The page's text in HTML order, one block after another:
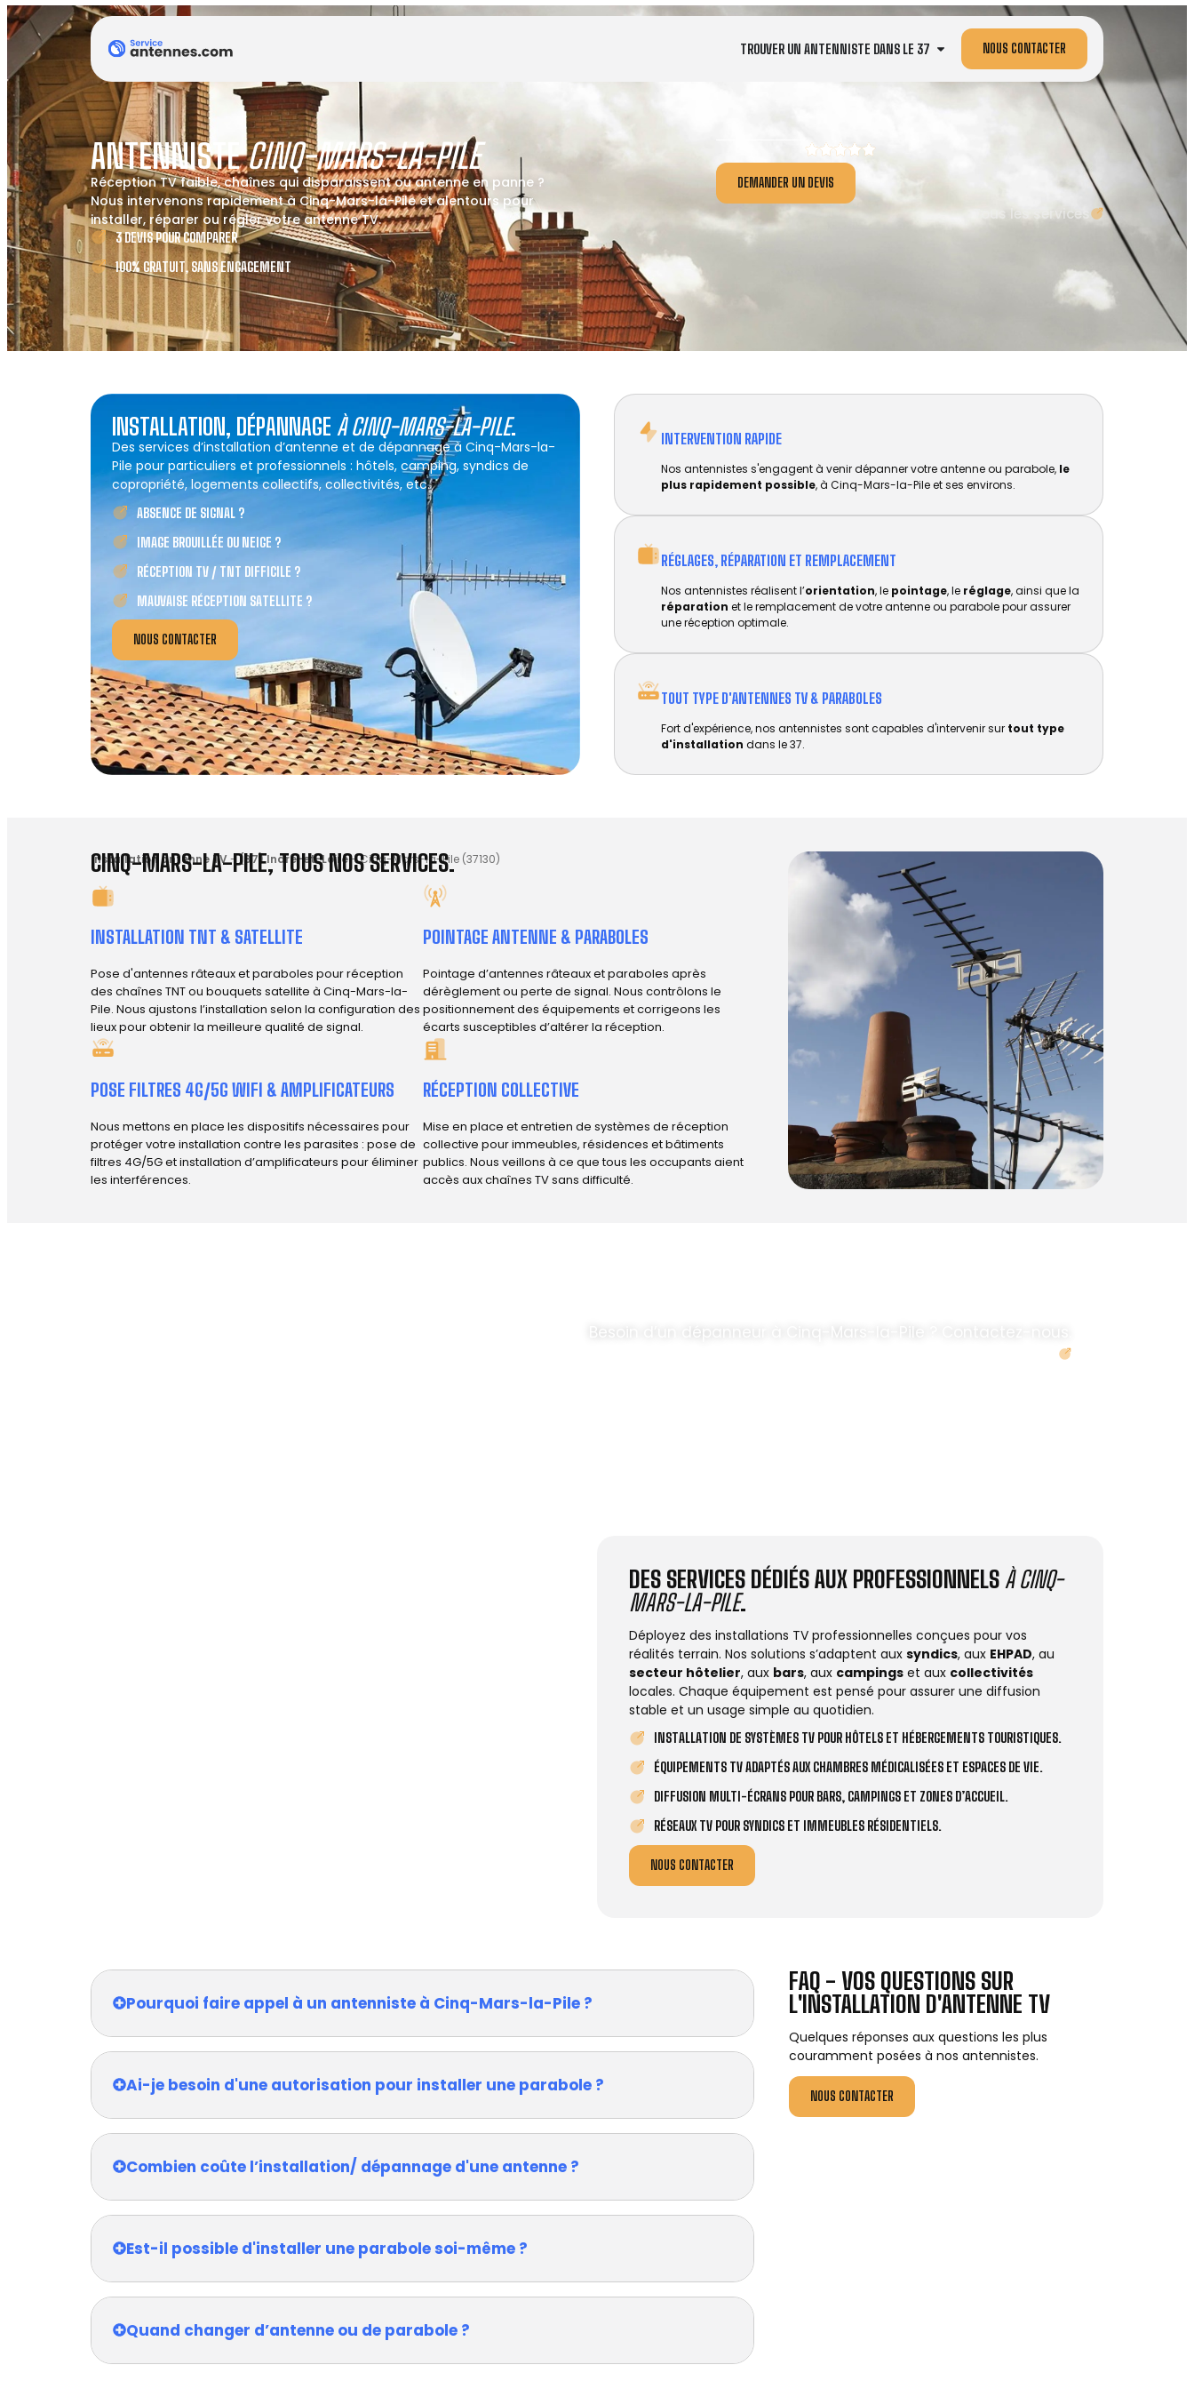
TROUVER UN ANTENNISTE DANS LE 37 NOUS CONTACTER
ANTENNISTECINQ-MARS-LA-PILE
Réception TV faible, chaînes qui disparaissent ou antenne en panne ?
Nous intervenons rapidement à Cinq-Mars-la-Pile et alentours pour
installer, réparer ou régler votre antenne TV.
3 DEVIS POUR COMPARER
100% GRATUIT, SANS ENGAGEMENT
DEMANDER UN DEVIS
Tous les services
INSTALLATION, DÉPANNAGE À CINQ-MARS-LA-PILE.
Des services d’installation d’antenne et de dépannage à Cinq-Mars-la-
Pile pour particuliers et professionnels : hôtels, camping, syndics de
copropriété, logements collectifs, collectivités, etc.
ABSENCE DE SIGNAL ?
IMAGE BROUILLÉE OU NEIGE ?
RÉCEPTION TV / TNT DIFFICILE ?
MAUVAISE RÉCEPTION SATELLITE ?
NOUS CONTACTER
INTERVENTION RAPIDE
Nos antennistes s'engagent à venir dépanner votre antenne ou parabole, le
plus rapidement possible, à Cinq-Mars-la-Pile et ses environs.
RÉGLAGES, RÉPARATION ET REMPLACEMENT​
Nos antennistes réalisent l’orientation, le pointage, le réglage, ainsi que la
réparation et le remplacement de votre antenne ou parabole pour assurer
une réception optimale.
TOUT TYPE D'ANTENNES TV & PARABOLES
Fort d'expérience, nos antennistes sont capables d'intervenir sur tout type
d'installation dans le 37.
Installation antenne TV-(37) Indre-et-Loire-Cinq-Mars-la-Pile (37130)
CINQ-MARS-LA-PILE, TOUS NOS SERVICES.
INSTALLATION TNT & SATELLITE
Pose d'antennes râteaux et paraboles pour réception
des chaînes TNT ou bouquets satellite à Cinq-Mars-la-
Pile. Nous ajustons l’installation selon la configuration des
lieux pour obtenir la meilleure qualité de signal.
POINTAGE ANTENNE & PARABOLES
Pointage d’antennes râteaux et paraboles après
dérèglement ou perte de signal. Nous contrôlons le
positionnement des équipements et corrigeons les
écarts susceptibles d’altérer la réception.
POSE FILTRES 4G/5G WIFI & AMPLIFICATEURS
Nous mettons en place les dispositifs nécessaires pour
protéger votre installation contre les parasites : pose de
filtres 4G/5G et installation d’amplificateurs pour éliminer
les interférences.
RÉCEPTION COLLECTIVE
Mise en place et entretien de systèmes de réception
collective pour immeubles, résidences et bâtiments
publics. Nous veillons à ce que tous les occupants aient
accès aux chaînes TV sans difficulté.
Besoin d’un dépanneur à Cinq-Mars-la-Pile ? Contactez-nous.
DES SERVICES DÉDIÉS AUX PROFESSIONNELS À CINQ-
MARS-LA-PILE.
Déployez des installations TV professionnelles conçues pour vos
réalités terrain. Nos solutions s’adaptent aux syndics, aux EHPAD, au
secteur hôtelier, aux bars, aux campings et aux collectivités
locales. Chaque équipement est pensé pour assurer une diffusion
stable et un usage simple au quotidien.
INSTALLATION DE SYSTÈMES TV POUR HÔTELS ET HÉBERGEMENTS TOURISTIQUES.
ÉQUIPEMENTS TV ADAPTÉS AUX CHAMBRES MÉDICALISÉES ET ESPACES DE VIE.
DIFFUSION MULTI-ÉCRANS POUR BARS, CAMPINGS ET ZONES D’ACCUEIL.
RÉSEAUX TV POUR SYNDICS ET IMMEUBLES RÉSIDENTIELS.
NOUS CONTACTER
FAQ - VOS QUESTIONS SUR
L'INSTALLATION D'ANTENNE TV
Quelques réponses aux questions les plus
couramment posées à nos antennistes.
NOUS CONTACTER
Pourquoi faire appel à un antenniste à Cinq-Mars-la-Pile ?
Ai-je besoin d'une autorisation pour installer une parabole ?
Combien coûte l’installation/ dépannage d'une antenne ?
Est-il possible d'installer une parabole soi-même ?
Quand changer d’antenne ou de parabole ?